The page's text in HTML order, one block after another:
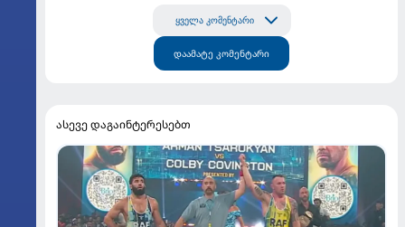
ყველა კომენტარი
დაამატე კომენტარი
ასევე დაგაინტერესებთ